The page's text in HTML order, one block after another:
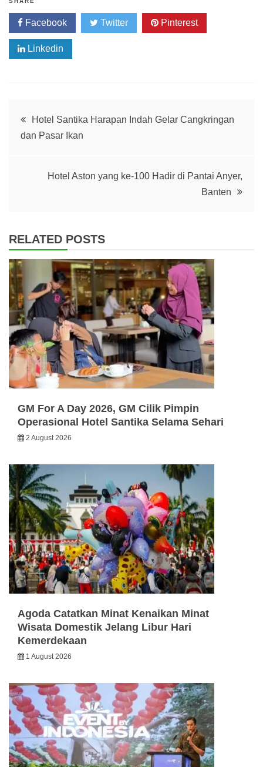
Facebook Twitter Pinterest
Linkedin
PostHotel Santika Harapan Indah Gelar Cangkringan
dan Pasar Ikan
Hotel Aston yang ke-100 Hadir di Pantai Anyer,
Banten
RELATED POSTS
GM For A Day 2026, GM Cilik Pimpin
Operasional Hotel Santika Selama Sehari
2 August 2026
Agoda Catatkan Minat Kenaikan Minat
Wisata Domestik Jelang Libur Hari
Kemerdekaan
1 August 2026